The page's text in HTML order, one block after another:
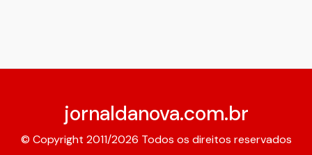
jornaldanova.com.br
© Copyright 2011/2026 Todos os direitos reservados